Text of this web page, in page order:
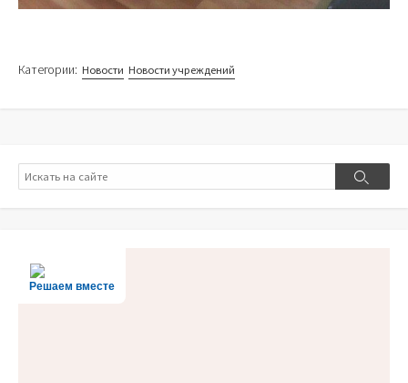
Категории: Новости Новости учреждений
Поиск
Поиск
Решаем вместе